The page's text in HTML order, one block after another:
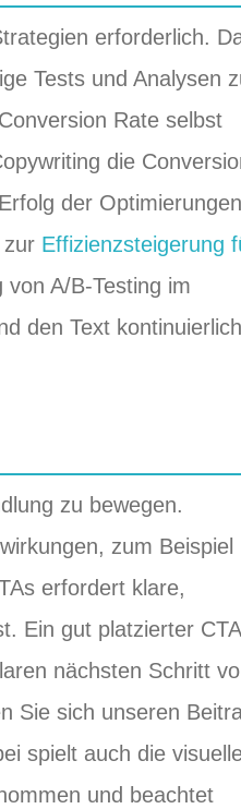
erforderlich.
Tests und Analysen
Rate selbst
die
der
zur Effizienzsteigerung
A/B-Testing im
den Text
zu bewegen.
zum Beispiel
erfordert klare,
Ein gut platzierter CTA
nächsten Schritt
Sie sich unseren
spielt auch die
und beachtet